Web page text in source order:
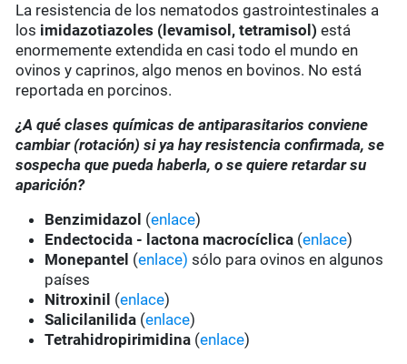
La resistencia de los nematodos gastrointestinales a
los imidazotiazoles (levamisol, tetramisol) está
enormemente extendida en casi todo el mundo en
ovinos y caprinos, algo menos en bovinos. No está
reportada en porcinos.
¿A qué clases químicas de antiparasitarios conviene
cambiar (rotación) si ya hay resistencia confirmada, se
sospecha que pueda haberla, o se quiere retardar su
aparición?
Benzimidazol (enlace)
Endectocida - lactona macrocíclica (enlace)
Monepantel (enlace) sólo para ovinos en algunos
países
Nitroxinil (enlace)
Salicilanilida (enlace)
Tetrahidropirimidina (enlace)